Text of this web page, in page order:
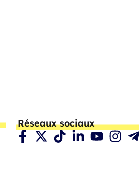
Réseaux sociaux